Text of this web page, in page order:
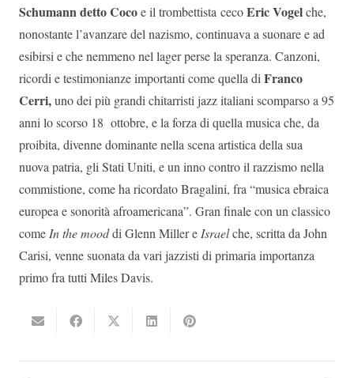
Schumann detto Cocoe il trombettista cecoEric Vogelche,
nonostante l’avanzare del nazismo, continuava a suonare e ad
esibirsi e che nemmeno nel lager perse la speranza. Canzoni,
ricordi e testimonianze importanti come quella di Franco
Cerri,uno dei più grandi chitarristi jazz italiani scomparso a 95
anni lo scorso 18 ottobre, e la forza di quella musica che, da
proibita, divenne dominante nella scena artistica della sua
nuova patria, gli Stati Uniti, e un inno contro il razzismo nella
commistione, come ha ricordato Bragalini, fra “musica ebraica
europea e sonorità afroamericana”. Gran finale con un classico
come In the mooddi Glenn Miller e Israelche, scritta da John
Carisi, venne suonata da vari jazzisti di primaria importanza
primo fra tutti Miles Davis.